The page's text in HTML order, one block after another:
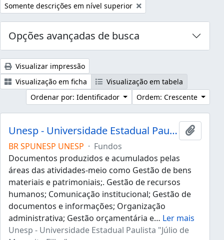
Remover filtro:
Somente descrições em nível superior
Opções avançadas de busca
Visualizar impressão
Visualização em ficha
Visualização em tabela
Ordenar por: Identificador
Ordem: Crescente
Unesp - Universidade Estadual Paulista "Júlio de Mesquita Filho"
BR SPUNESP UNESP · Fundos
Documentos produzidos e acumulados pelas
áreas das atividades-meio como Gestão de bens
materiais e patrimoniais;. Gestão de recursos
humanos; Comunicação institucional; Gestão de
documentos e informações; Organização
administrativa; Gestão orçamentária e… Ler mais
Unesp - Universidade Estadual Paulista "Júlio de